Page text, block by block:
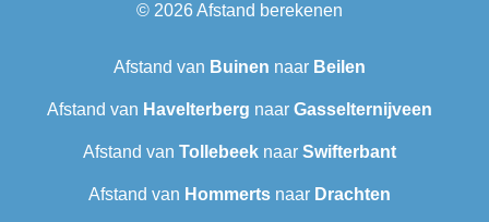
© 2026Afstand berekenen
Afstand van Buinen naar Beilen
Afstand van Havelterberg naar Gasselternijveen
Afstand van Tollebeeknaar Swifterbant
Afstand van Hommertsnaar Drachten